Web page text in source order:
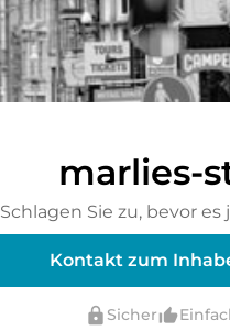
marlies-
Schlagen Sie zu, bevor
Kontakt zum
lock Sicherthumb_up_alt